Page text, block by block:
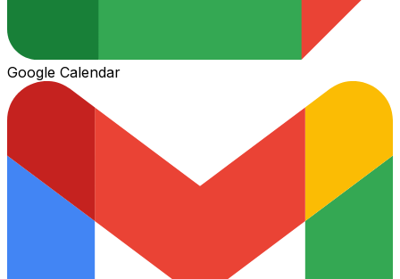
Google Calendar